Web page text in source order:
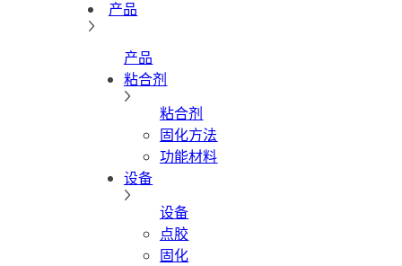
产品
产品
粘合剂
粘合剂
固化方法
功能材料
设备
设备
点胶
固化